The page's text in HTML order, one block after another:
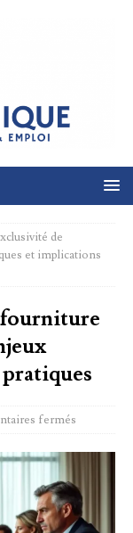
de
et implications
fourniture
fermés